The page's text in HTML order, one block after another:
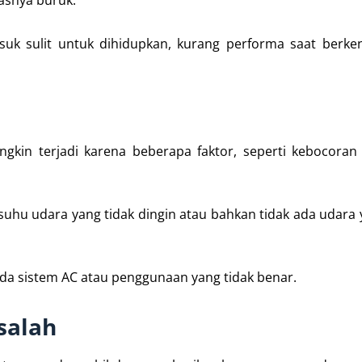
sulit untuk dihidupkan, kurang performa saat
terjadi karena beberapa faktor, seperti
udara yang tidak dingin atau bahkan tidak ada udara
sistem AC atau penggunaan yang tidak benar.